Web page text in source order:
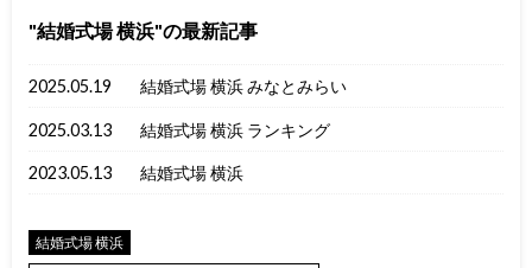
結婚式場 横浜 の最新記事
2025.05.19 結婚式場 横浜 みなとみらい
2025.03.13 結婚式場 横浜 ランキング
2023.05.13 結婚式場 横浜
結婚式場 横浜